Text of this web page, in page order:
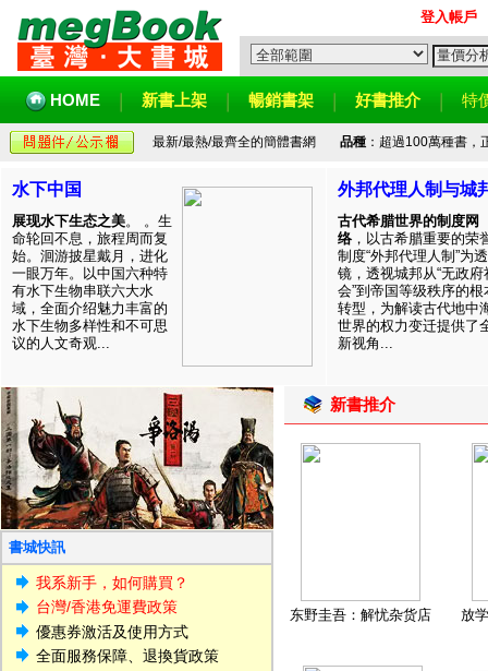
登入帳戶
HOME 新書上架 暢銷書架 好書推介 特
最新/最熱/最齊全的簡體書網 品種：超過100萬種書，
水下中国
展现水下生态之美。 。生
命轮回不息，旅程周而复
始。洄游披星戴月，进化
一眼万年。以中国六种特
有水下生物串联六大水
域，全面介绍魅力丰富的
水下生物多样性和不可思
议的人文奇观...
外邦代理人制与城
古代希腊世界的制度网
络 ，以古希腊重要的荣
制度“外邦代理人制”为透
镜，透视城邦从“无政府
会”到帝国等级秩序的根
转型，为解读古代地中
世界的权力变迁提供了
新视角...
書城快訊
我系新手，如何購買？
台灣/香港免運費政策
優惠券激活及使用方式
全面服務保障、退換貨政策
新書推介
东野圭吾：解忧杂货店 放